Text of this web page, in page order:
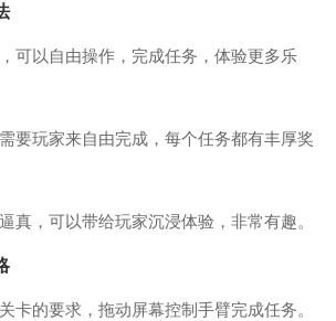
可以自由操作，完成任务，体验更多乐
要玩家来自由完成，每个任务都有丰厚奖
真，可以带给玩家沉浸体验，非常有趣。
卡的要求，拖动屏幕控制手臂完成任务。